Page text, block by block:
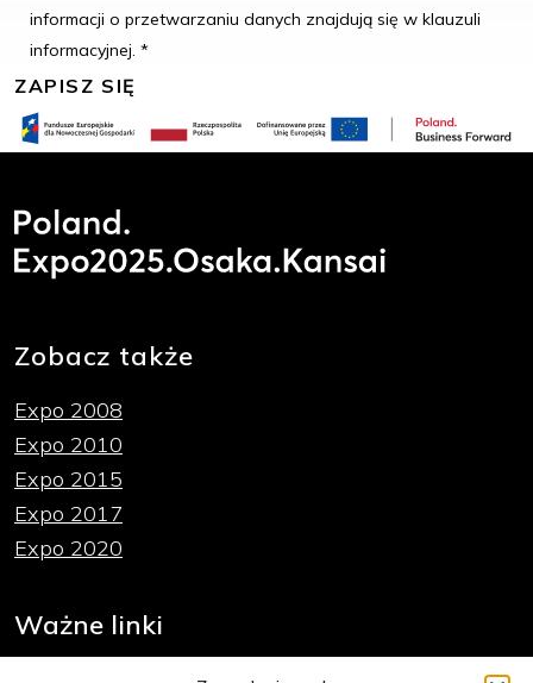
informacji o przetwarzaniu danych znajdują się w klauzuli
informacyjnej. *
Zobacz także
Expo 2008
Expo 2010
Expo 2015
Expo 2017
Expo 2020
Ważne linki